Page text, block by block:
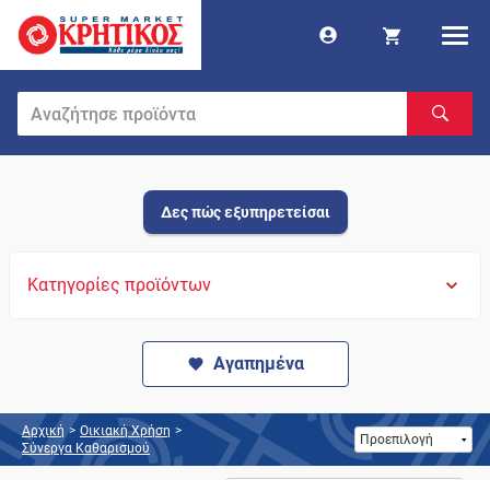
Δες πώς εξυπηρετείσαι
Κατηγορίες προϊόντων
Αγαπημένα
Αρχική > Οικιακή Χρήση >
Σύνεργα Καθαρισμού